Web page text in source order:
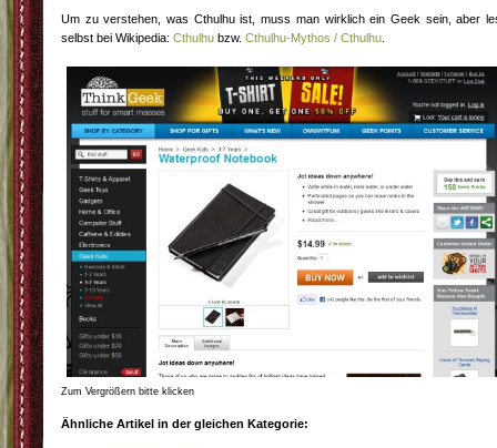
Um zu verstehen, was Cthulhu ist, muss man wirklich ein Geek sein, aber
selbst bei Wikipedia: Cthulhu bzw. Cthulhu-Mythos / Cthulhu
Zum Vergrößern bitte klicken
Ähnliche Artikel in der gleichen Kategorie: